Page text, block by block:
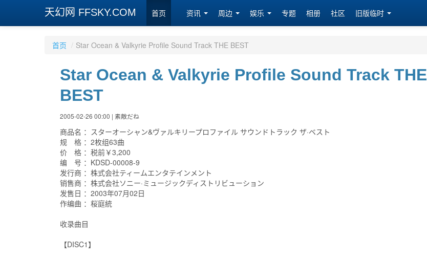
天幻网 FFSKY.COM 首页 资讯 周边 娱乐 专题 相册 社区 旧版临时
首页 / Star Ocean & Valkyrie Profile Sound Track THE BEST
Star Ocean & Valkyrie Profile Sound Track THE
BEST
2005-02-26 00:00 | 素敵だね
商品名 ：スターオーシャン&ヴァルキリープロファイル サウンドトラック ザ·ベスト
规 格 ：2枚组63曲
价 格 ：税前￥3,200
编 号 ：KDSD-00008-9
发行商 ：株式会社ティームエンタテインメント
销售商 ：株式会社ソニー·ミュージックディストリビューション
发售日 ：2003年07月02日
作编曲 ：桜庭統
收录曲目
【DISC1】